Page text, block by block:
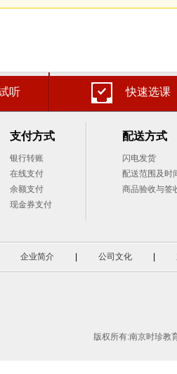
听 快速选课
支付方式
银行转账
在线支付
余额支付
现金券支付
配送方式
闪电发货
配送范围及时
商品验收与签
企业简介 公司文化
版权所有:南京时珍教